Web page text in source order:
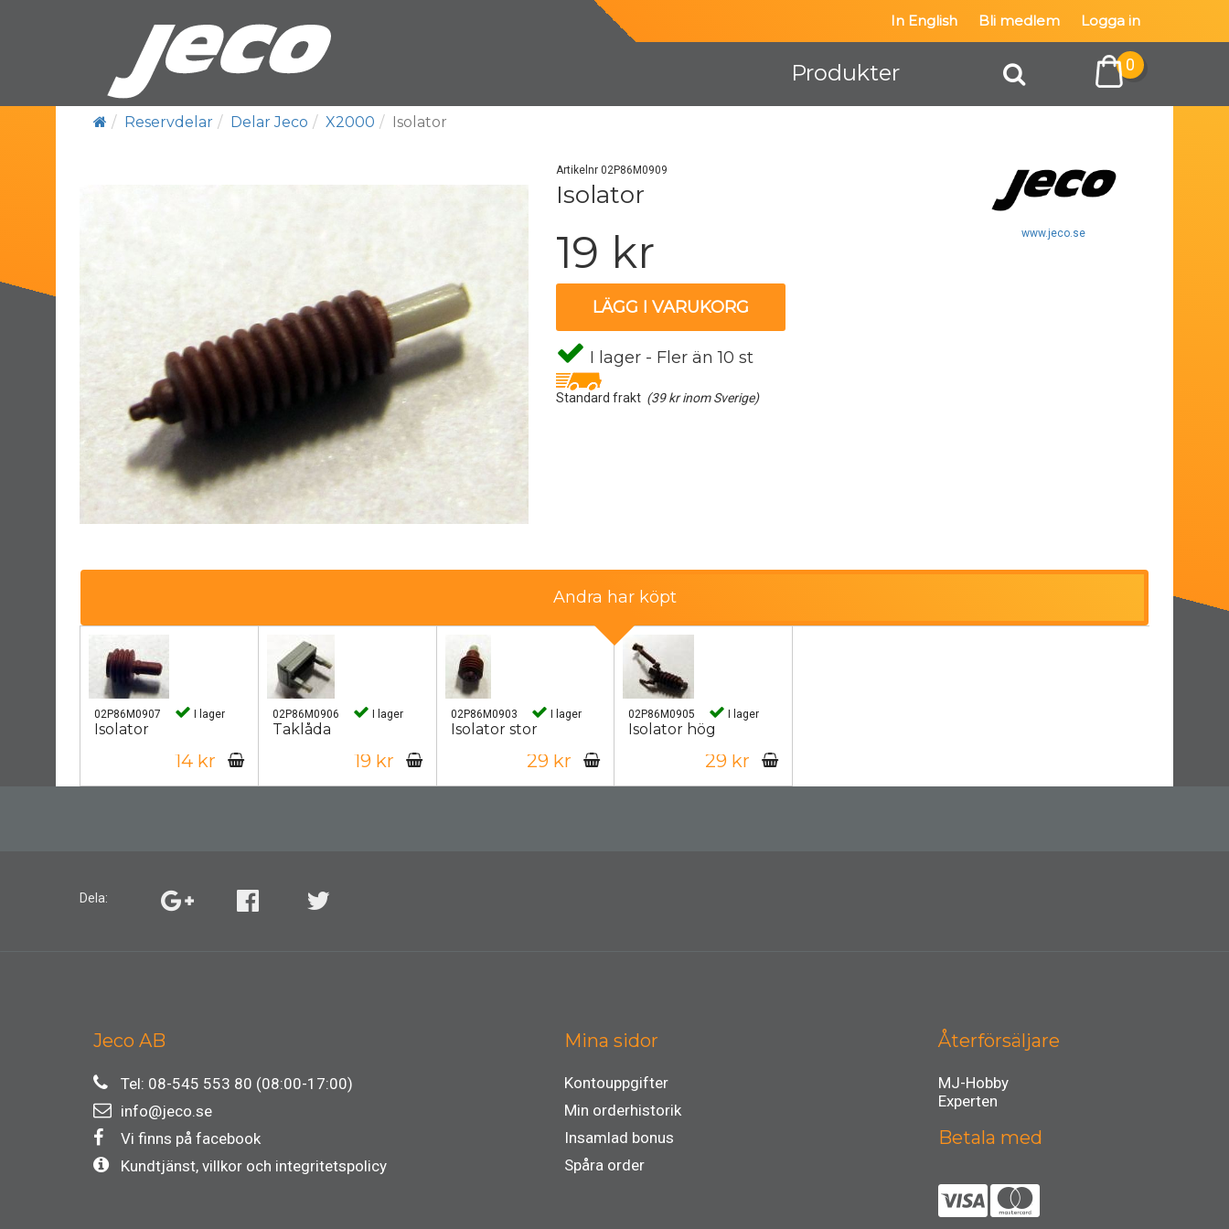
In English Bli medlem Logga in
Produkter 0
Reservdelar Delar Jeco X2000 Isolator
Artikelnr 02P86M0909
Isolator
19 kr
LÄGG I VARUKORG
I lager - Fler än 10 st
Standard frakt (39 kr inom Sverige)
www.jeco.se
Andra har köpt
02P86M0907 I lager
Isolator
14 kr
02P86M0906 I lager
Taklåda
19 kr
02P86M0903 I lager
Isolator stor
29 kr
02P86M0905 I lager
Isolator hög
29 kr
Dela:
Jeco AB
Tel: 08-545 553 80 (08:00-17:00)
info@jeco.se
Vi finns på facebook
Kundtjänst, villkor och integritetspolicy
Mina sidor
Kontouppgifter
Min orderhistorik
Insamlad bonus
Spåra order
Återförsäljare
MJ-Hobby
Experten
Betala med